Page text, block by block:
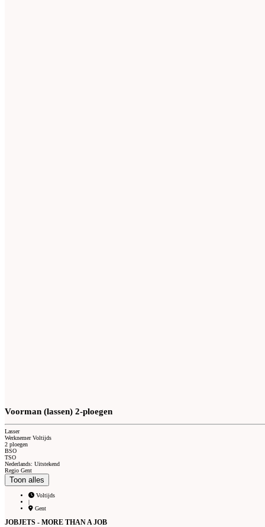
Voorman (lassen) 2-ploegen
Lasser
Werknemer Voltijds
2 ploegen
BSO
TSO
Nederlands: Uitstekend
Regio Gent
Toon alles
Voltijds
|
Gent
JOBJETS - MORE THAN A JOB